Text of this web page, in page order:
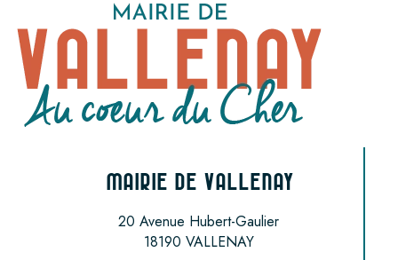
MAIRIE DE VALLENAY
20 Avenue Hubert-Gaulier
18190 VALLENAY